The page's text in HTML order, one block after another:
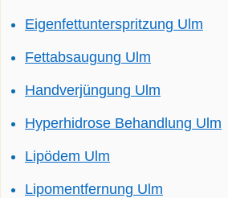
Eigenfettunterspritzung Ulm
Fettabsaugung Ulm
Handverjüngung Ulm
Hyperhidrose Behandlung Ulm
Lipödem Ulm
Lipomentfernung Ulm